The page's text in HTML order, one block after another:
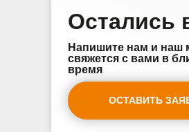
Напишите нам и наш
свяжется с вами в
время
Остались
ОСТАВИТЬ